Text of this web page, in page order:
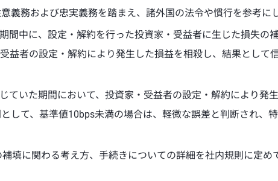
務および忠実義務を踏まえ、諸外国の法令や慣行を参考にし
中に、設定・解約を行った投資家・受益者に生じた損失の
益者の設定・解約により発生した損益を相殺し、結果として
いた期間において、投資家・受益者の設定・解約により発
して、基準値10bps未満の場合は、軽微な誤差と判断され、
填に関わる考え方、手続きについての詳細を社内規則に定め